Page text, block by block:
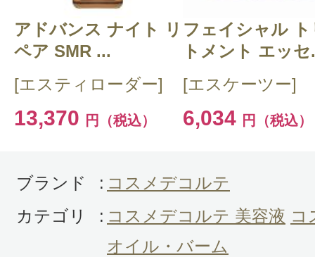
購入品：AQ オイル インフュージョ
乾燥対策に購入しました。
コスデコの香りが好きで、このオ
も安心して使える刺激のないオイル
ままお化粧しても大丈夫かと思いま
アドバンス ナイト リ
ペア SMR ...
[エスティローダー]
13,370 円（税込）
フェイシャル ト
トメント エッ
[エスケーツー]
6,034 円（税込）
ブランド : コスメデコルテ
カテゴリ
: コスメデコルテ 美容液 コ
オイル・バーム